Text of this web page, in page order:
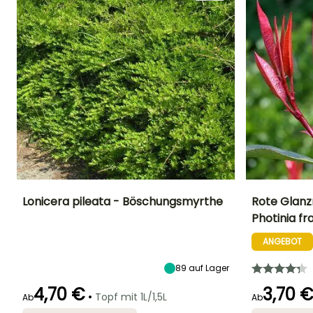
Lesen Sie hier die 1
Meinungen
Lonicera pileata - Böschungsmyrthe
89 auf Lager
Ab4,70 € • Topf mit 1L/1,5L
3 m
Rote
Photinia
ANGEBOT
Ab3,70 €